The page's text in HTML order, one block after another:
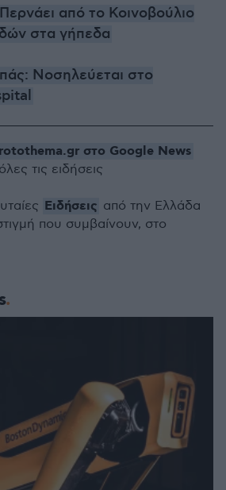
από το Κοινοβούλιο
στα γήπεδα
Νοσηλεύεται στο
στο Google News
τις ειδήσεις
Ειδήσεις από την Ελλάδα
που συμβαίνουν, στο